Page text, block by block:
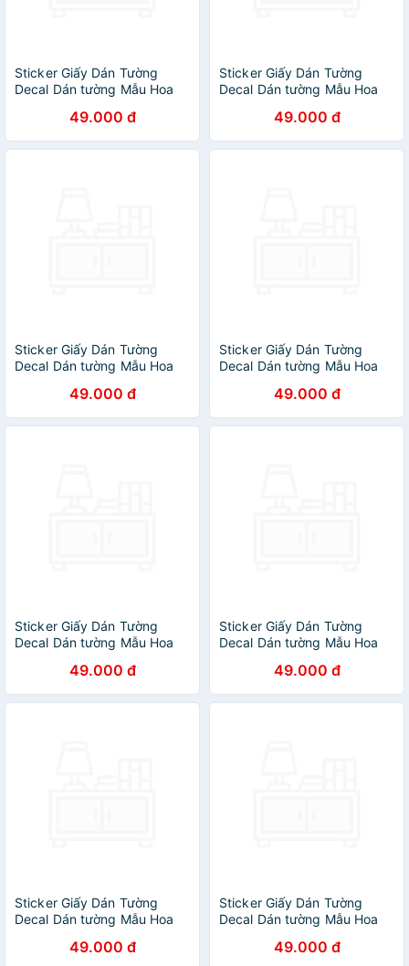
Sticker Giấy Dán Tường
Decal Dán tường Mẫu Hoa
49.000 đ
Sticker Giấy Dán Tường
Decal Dán tường Mẫu Hoa
49.000 đ
Sticker Giấy Dán Tường
Decal Dán tường Mẫu Hoa
49.000 đ
Sticker Giấy Dán Tường
Decal Dán tường Mẫu Hoa
49.000 đ
Sticker Giấy Dán Tường
Decal Dán tường Mẫu Hoa
49.000 đ
Sticker Giấy Dán Tường
Decal Dán tường Mẫu Hoa
49.000 đ
Sticker Giấy Dán Tường
Decal Dán tường Mẫu Hoa
49.000 đ
Sticker Giấy Dán Tường
Decal Dán tường Mẫu Hoa
49.000 đ